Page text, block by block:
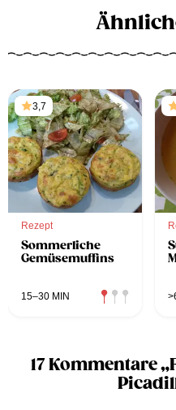
3,7
Rezept
Sommerliche
Gemüsemuffins
15–30 MIN
17 Kommentare